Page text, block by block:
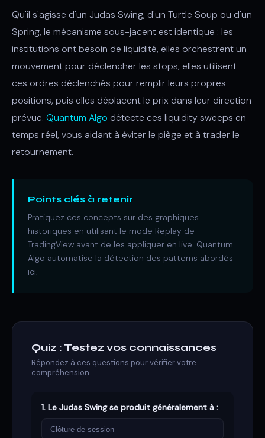
Qu'il s'agisse d'un Judas Swing, d'un Turtle Soup ou d'un
Spring, le mécanisme sous-jacent est identique : les
institutions ont besoin de liquidité, elles orchestrent un
mouvement pour déclencher les stops, elles utilisent
ces ordres déclenchés pour remplir leurs propres
positions, puis elles déplacent le prix dans leur direction
prévue. Quantum Algo détecte ces liquidity sweeps en
temps réel, vous aidant à éviter le piège et à trader le
retournement.
Points clés à retenir
Pratiquez ces concepts sur des graphiques
historiques en utilisant le mode Replay de
TradingView avant de les appliquer en live. Quantum
Algo automatise la détection des patterns abordés
ici.
Quiz : Testez vos connaissances
Répondez à ces questions pour vérifier votre
compréhension.
1. Le Judas Swing se produit généralement à :
Clôture de session